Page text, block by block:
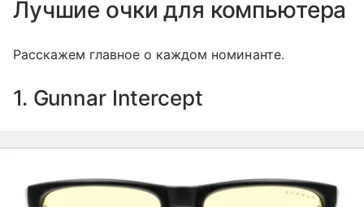
Лучшие очки для компьютера
Расскажем главное о каждом номинанте.
1. Gunnar Intercept